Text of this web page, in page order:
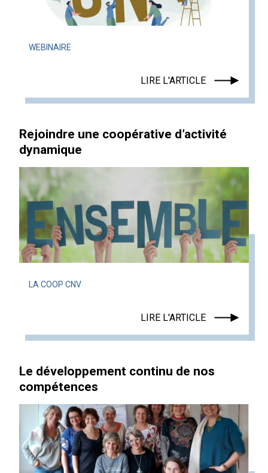
WEBINAIRE
LIRE L'ARTICLE
Rejoindre une coopérative d’activité
dynamique
LA COOP CNV
LIRE L'ARTICLE
Le développement continu de nos
compétences